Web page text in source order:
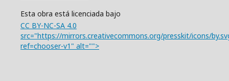
Esta obra está licenciada bajo
CC BY-NC-SA 4.0
src="https://mirrors.creativecommons.org/presskit/icons/
ref=chooser-v1" alt="">